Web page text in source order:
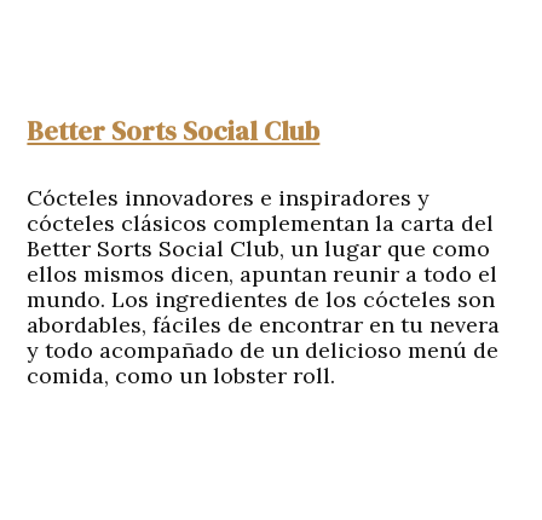
Better Sorts Social Club
Cócteles innovadores e inspiradores y
cócteles clásicos complementan la carta del
Better Sorts Social Club, un lugar que como
ellos mismos dicen, apuntan reunir a todo el
mundo. Los ingredientes de los cócteles son
abordables, fáciles de encontrar en tu nevera
y todo acompañado de un delicioso menú de
comida, como un lobster roll.